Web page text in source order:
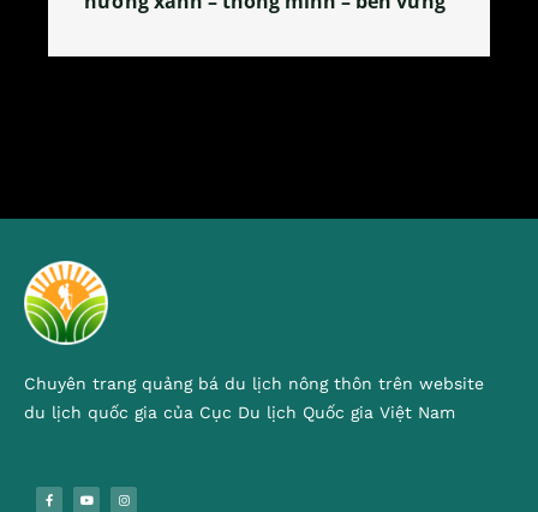
Chuyên trang quảng bá du lịch nông thôn trên website
du lịch quốc gia của Cục Du lịch Quốc gia Việt Nam